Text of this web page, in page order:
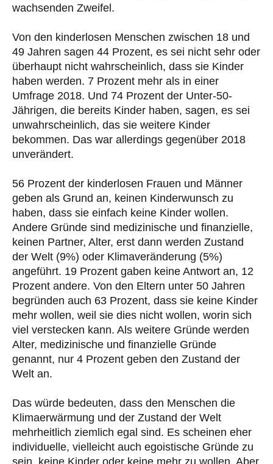
wachsenden Zweifel.
Von den kinderlosen Menschen zwischen 18 und
49 Jahren sagen 44 Prozent, es sei nicht sehr oder
überhaupt nicht wahrscheinlich, dass sie Kinder
haben werden. 7 Prozent mehr als in einer
Umfrage 2018. Und 74 Prozent der Unter-50-
Jährigen, die bereits Kinder haben, sagen, es sei
unwahrscheinlich, das sie weitere Kinder
bekommen. Das war allerdings gegenüber 2018
unverändert.
56 Prozent der kinderlosen Frauen und Männer
geben als Grund an, keinen Kinderwunsch zu
haben, dass sie einfach keine Kinder wollen.
Andere Gründe sind medizinische und finanzielle,
keinen Partner, Alter, erst dann werden Zustand
der Welt (9%) oder Klimaveränderung (5%)
angeführt. 19 Prozent gaben keine Antwort an, 12
Prozent andere. Von den Eltern unter 50 Jahren
begründen auch 63 Prozent, dass sie keine Kinder
mehr wollen, weil sie dies nicht wollen, worin sich
viel verstecken kann. Als weitere Gründe werden
Alter, medizinische und finanzielle Gründe
genannt, nur 4 Prozent geben den Zustand der
Welt an.
Das würde bedeuten, dass den Menschen die
Klimaerwärmung und der Zustand der Welt
mehrheitlich ziemlich egal sind. Es scheinen eher
individuelle, vielleicht auch egoistische Gründe zu
sein, keine Kinder oder keine mehr zu wollen. Aber